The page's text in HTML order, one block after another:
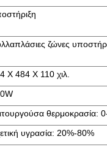
ζώνες
X 484 X 110 χιλ.
θερμοκρασία:
υγρασία: 20%-80%